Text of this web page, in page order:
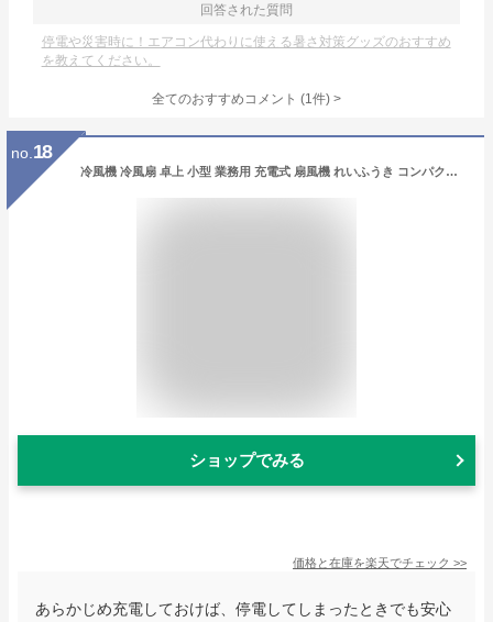
回答された質問
停電や災害時に！エアコン代わりに使える暑さ対策グッズのおすすめ
を教えてください。
全てのおすすめコメント (1件) >
no. 18
冷風機 冷風扇 卓上 小型 業務用 充電式 扇風機 れいふうき コンパクト 氷 冷却 加湿 静音 6段階風量 タイマ一機能 USB給電 ポータブルエアコン 扇風機 ミニクーラー 強力冷風 1秒冷却 氷いれ可能 台所 キチン オフィス 静音 dc 涼しい 氷 冷却
ショップでみる
価格と在庫を楽天でチェック >>
あらかじめ充電しておけば、停電してしまったときでも安心